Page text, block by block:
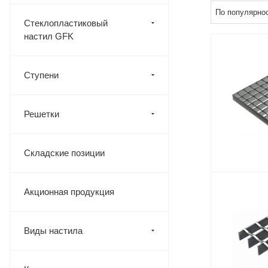
Стеклопластиковый
настил GFK
Ступени
Решетки
Складские позиции
Акционная продукция
Виды настила
По